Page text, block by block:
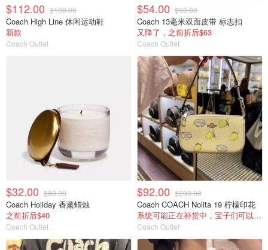
$112.00 $160.00
Coach High Line 休闲运动鞋
新款
Coach Outlet
$54.00 $90.00
Coach 13毫米双面皮带 标志扣
又降了，之前折后$63
Coach Outlet
$32.00 $80.00
Coach Holiday 香薰蜡烛
之前折后$40
Coach Outlet
$92.00 $230.00
Coach COACH Nolita 19 柠檬印花
系统可能正在补货中，宝子们可以蹲补!
Coach Outlet